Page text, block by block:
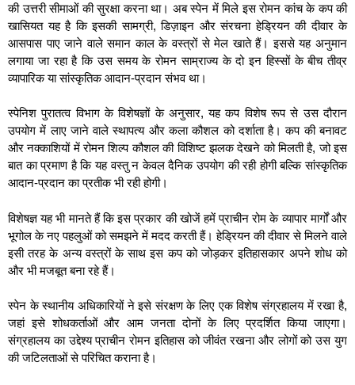
की उत्तरी सीमाओं की सुरक्षा करना था। अब स्पेन में मिले इस रोमन कांच के कप की
खासियत यह है कि इसकी सामग्री, डिज़ाइन और संरचना हेड्रियन की दीवार के
आसपास पाए जाने वाले समान काल के वस्त्रों से मेल खाते हैं। इससे यह अनुमान
लगाया जा रहा है कि उस समय के रोमन साम्राज्य के दो इन हिस्सों के बीच तीव्र
व्यापारिक या सांस्कृतिक आदान-प्रदान संभव था।
स्पेनिश पुरातत्व विभाग के विशेषज्ञों के अनुसार, यह कप विशेष रूप से उस दौरान
उपयोग में लाए जाने वाले स्थापत्य और कला कौशल को दर्शाता है। कप की बनावट
और नक्काशियों में रोमन शिल्प कौशल की विशिष्ट झलक देखने को मिलती है, जो इस
बात का प्रमाण है कि यह वस्तु न केवल दैनिक उपयोग की रही होगी बल्कि सांस्कृतिक
आदान-प्रदान का प्रतीक भी रही होगी।
विशेषज्ञ यह भी मानते हैं कि इस प्रकार की खोजें हमें प्राचीन रोम के व्यापार मार्गों और
भूगोल के नए पहलुओं को समझने में मदद करती हैं। हेड्रियन की दीवार से मिलने वाले
इसी तरह के अन्य वस्त्रों के साथ इस कप को जोड़कर इतिहासकार अपने शोध को
और भी मजबूत बना रहे हैं।
स्पेन के स्थानीय अधिकारियों ने इसे संरक्षण के लिए एक विशेष संग्रहालय में रखा है,
जहां इसे शोधकर्ताओं और आम जनता दोनों के लिए प्रदर्शित किया जाएगा।
संग्रहालय का उद्देश्य प्राचीन रोमन इतिहास को जीवंत रखना और लोगों को उस युग
की जटिलताओं से परिचित कराना है।